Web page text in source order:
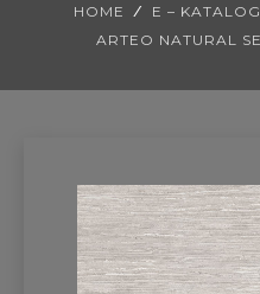
UYGULAMALARIMIZ
REFRANSLAR
İLETİŞİM
HOME E – KATALOG
ARTEO NATURAL